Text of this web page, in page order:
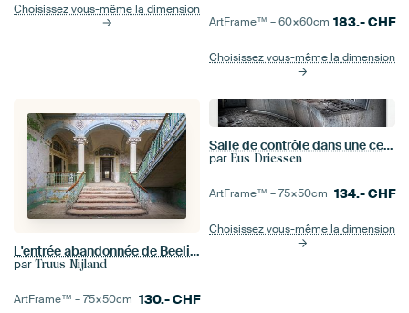
Choisissez vous-même la dimension
ArtFrame™ –60×60cm 183.-CHF
Choisissez vous-même la dimension
L'entrée abandonnée de Beelitz
par Truus Nijland
ArtFrame™ –75×50cm 130.-CHF
Salle de contrôle dans une centrale électrique abandonnée
par Eus Driessen
ArtFrame™ –75×50cm 134.-CHF
Choisissez vous-même la dimension